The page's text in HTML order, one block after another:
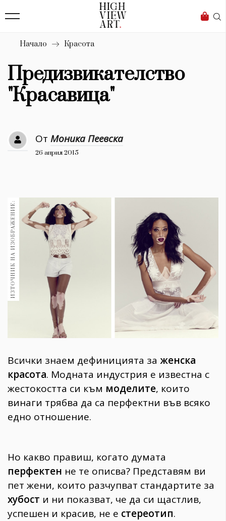
Бизнес
Мода
Dialogue
Изкуство
4340
Красота
777
Книги 1188
30+ 1970
Гурме 1710
Пътувай
Здраве
382
Wellness
1817
Начало Красота
Предизвикателство
"Красавица"
От Моника Пеевска
26 април 2015
ИЗТОЧНИК НА ИЗОБРАЖЕНИЕ:
Всички знаем дефиницията за женска
красота. Модната индустрия е известна с
жестокостта си към моделите, които
винаги трябва да са перфектни във всяко
едно отношение.
Но какво правиш, когато думата
перфектен не те описва? Представям ви
пет жени, които разчупват стандартите за
хубост и ни показват, че да си щастлив,
успешен и красив, не е стереотип.